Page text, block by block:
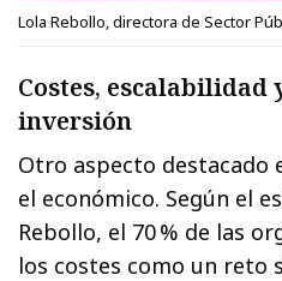
Lola Rebollo, directora de Sector
Costes, escalabilidad
inversión
Otro aspecto destacado
el económico. Según el
Rebollo, el 70 % de las
los costes como un reto